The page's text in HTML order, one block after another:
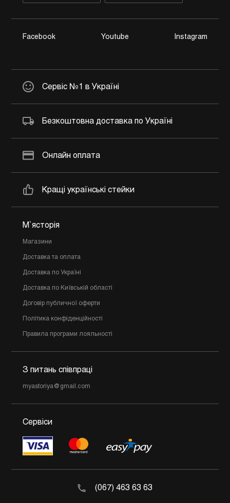
Facebook Youtube Instagram
Сервіс №1 в Україні
Безкоштовна доставка по Україні
Онлайн оплата
Кращі українські стейки
М`ясторія
Магазини
Доставка та оплата
Доставка по Україні
Доставка по Київській області
Договір публичної оферти
Політика конфіденційності
Правила програми лояльності
З питань співпраці
myastoriya@gmail.com
Сервіси
(067) 463 63 63